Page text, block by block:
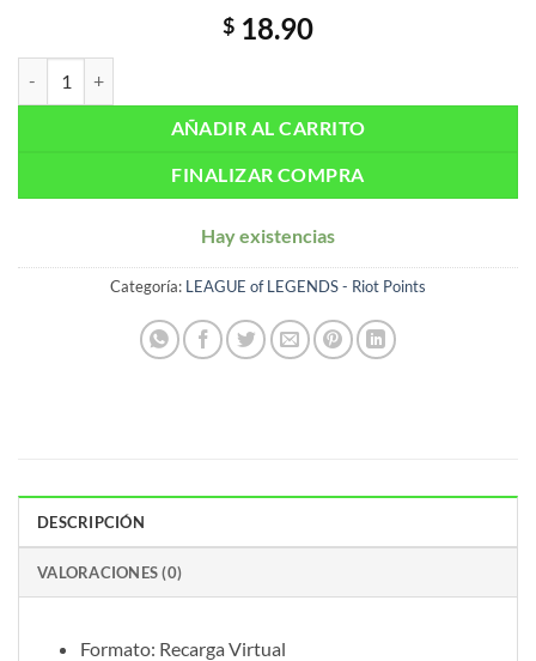
$ 18.90
AÑADIR AL CARRITO
FINALIZAR COMPRA
Hay existencias
Categoría: LEAGUE of LEGENDS - Riot Points
DESCRIPCIÓN
VALORACIONES (0)
Formato: Recarga Virtual